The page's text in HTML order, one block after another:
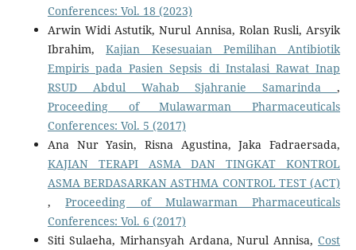
Conferences: Vol. 18 (2023)
Arwin Widi Astutik, Nurul Annisa, Rolan Rusli, Arsyik
Ibrahim,Kajian Kesesuaian Pemilihan Antibiotik
Empiris pada Pasien Sepsis di Instalasi Rawat Inap
RSUD Abdul Wahab Sjahranie Samarinda,
Proceeding of Mulawarman Pharmaceuticals
Conferences: Vol. 5 (2017)
Ana Nur Yasin, Risna Agustina, Jaka Fadraersada,
KAJIAN TERAPI ASMA DAN TINGKAT KONTROL
ASMA BERDASARKAN ASTHMA CONTROL TEST (ACT)
,Proceeding of Mulawarman Pharmaceuticals
Conferences: Vol. 6 (2017)
Siti Sulaeha, Mirhansyah Ardana, Nurul Annisa,Cost